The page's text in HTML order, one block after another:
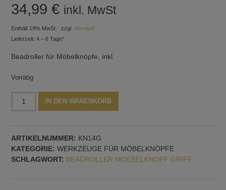
34,99€ inkl. MwSt
Enthält 19% MwSt. zzgl.Versand
Lieferzeit: 4 – 6 Tage*
Beadroller für Möbelknöpfe, inkl.
Vorrätig
Möbelknöpfe,
Muster
Nr.
IN DEN WARENKORB
ARTIKELNUMMER: KN14G
KATEGORIE: WERKZEUGE FÜR MÖBELKNÖPFE
SCHLAGWORT: BEADROLLER MOEBELKNOPF GRIFF